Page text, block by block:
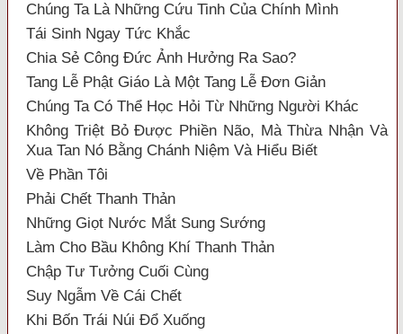
Chúng Ta Là Những Cứu Tinh Của Chính Mình
Tái Sinh Ngay Tức Khắc
Chia Sẻ Công Đức Ảnh Hưởng Ra Sao?
Tang Lễ Phật Giáo Là Một Tang Lễ Đơn Giản
Chúng Ta Có Thể Học Hỏi Từ Những Người Khác
Không Triệt Bỏ Được Phiền Não, Mà Thừa Nhận Và
Xua Tan Nó Bằng Chánh Niệm Và Hiểu Biết
Về Phần Tôi
Phải Chết Thanh Thản
Những Giọt Nước Mắt Sung Sướng
Làm Cho Bầu Không Khí Thanh Thản
Chập Tư Tưởng Cuối Cùng
Suy Ngẫm Về Cái Chết
Khi Bốn Trái Núi Đổ Xuống